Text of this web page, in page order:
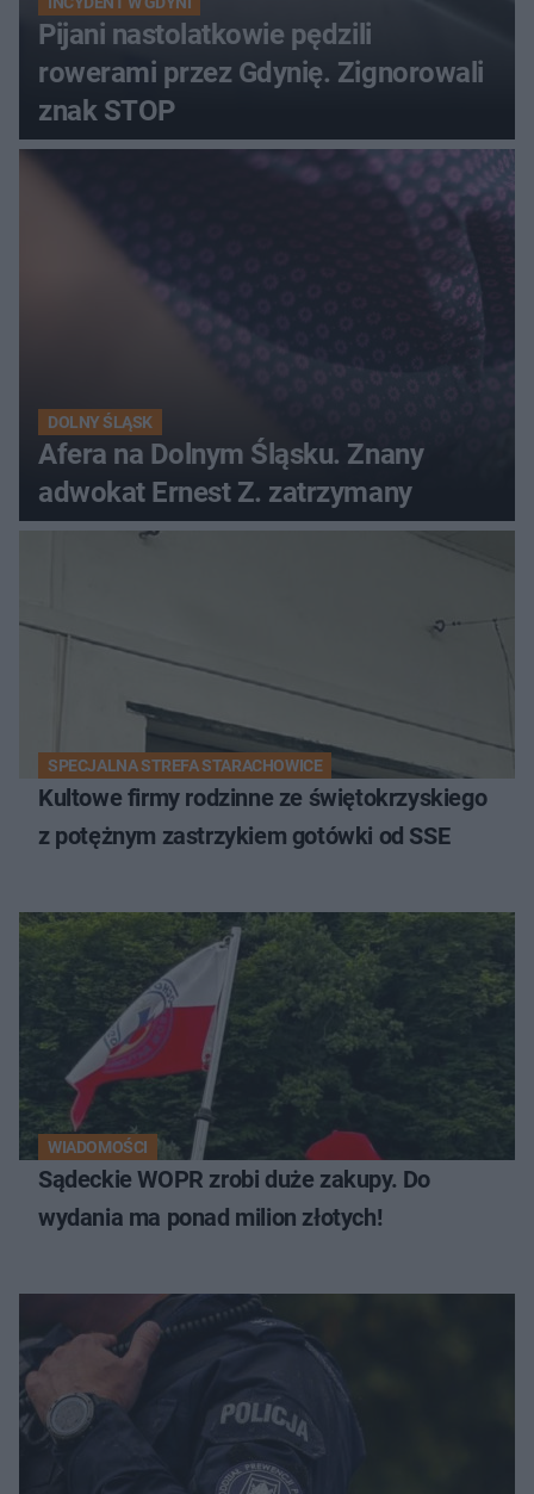
Pijani nastolatkowie pędzili
rowerami przez Gdynię. Zignorowali
znak STOP
DOLNY ŚLĄSK
Afera na Dolnym Śląsku. Znany
adwokat Ernest Z. zatrzymany
SPECJALNA STREFA STARACHOWICE
Kultowe firmy rodzinne ze świętokrzyskiego
z potężnym zastrzykiem gotówki od SSE
WIADOMOŚCI
Sądeckie WOPR zrobi duże zakupy. Do
wydania ma ponad milion złotych!